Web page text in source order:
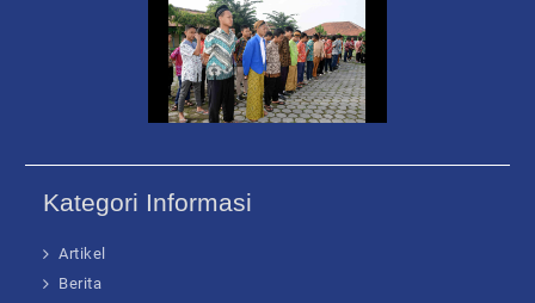
Kategori Informasi
Artikel
Berita